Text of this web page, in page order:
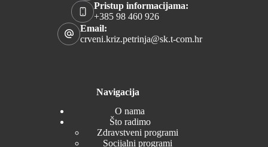
Pristup informacijama:
+385 98 460 926
Email:
crveni.kriz.petrinja@sk.t-com.hr
Navigacija
O nama
Što radimo
Zdravstveni programi
Socijalni programi